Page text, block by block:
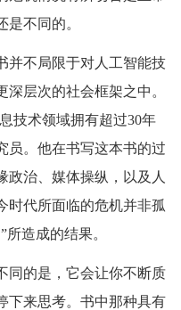
不同的。
并不局限于对人工智能技
层次的社会框架之中。
技术领域拥有超过30年
员。他在书写这本书的过
政治、媒体操纵，以及人
时代所面临的危机并非孤
造成的结果。
同的是，它会让你不断质
下来思考。书中那种具有